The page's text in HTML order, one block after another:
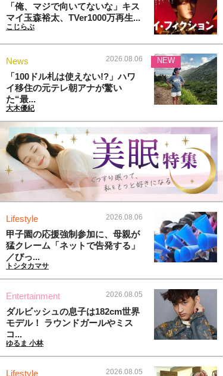
「俺、マジで向いてないな」キス
マイ玉森裕太、TVer1000万再生...
こじらぶ
News 2026.08.06
「100ドル札は使えない!?」ハワ
イ移住の元テレ朝アナが驚い
た“最...
大木優紀
NEW
Lifestyle 2026.08.06
甲子園の応援強制参加に、母親が
猛クレーム「ネットで告発する」
／びっ...
トシタカマサ
Entertainment 2026.08.05
ダルビッシュの息子は182cm世界
モデル！ ラウンドガールやミス
コ...
ゆるま 小林
Lifestyle 2026.08.05